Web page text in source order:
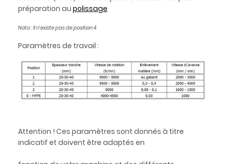
préparation au polissage
Nota : Il n'existe pas de position 4
Paramètres de travail :
Attention ! Ces paramètres sont donnés à titre
indicatif et doivent être adaptés en